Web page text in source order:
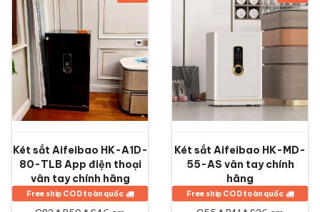
Két sắt Aifeibao HK-A1D-
80-TLB App điện thoại
vân tay chính hãng
Free ship COD toàn quốc
Két sắt Aifeibao HK-MD-
55-AS vân tay chính
hãng
Free ship COD toàn quốc